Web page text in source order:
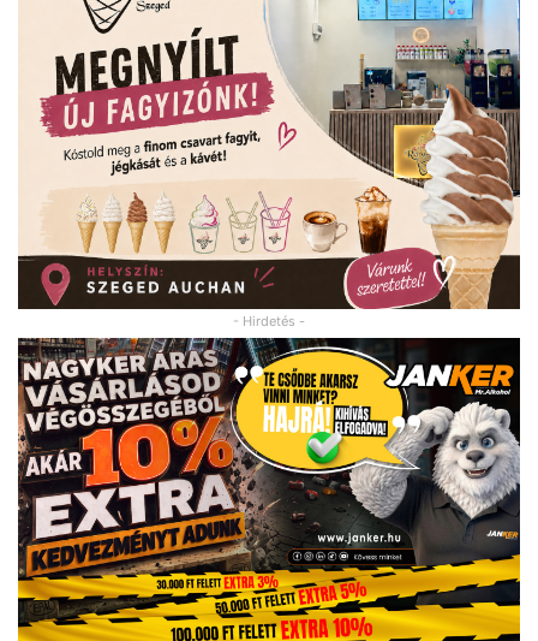
- Hirdetés -